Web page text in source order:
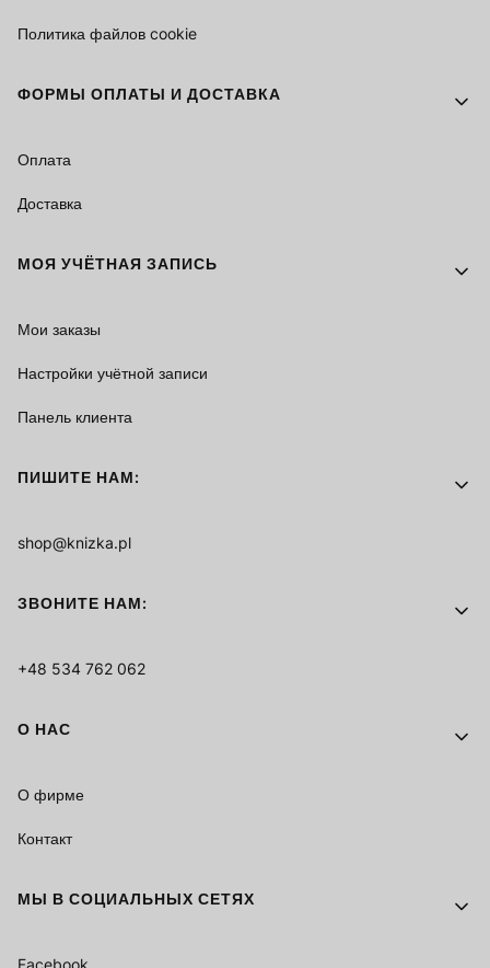
Политика файлов cookie
ФОРМЫ ОПЛАТЫ И ДОСТАВКА
Оплата
Доставка
МОЯ УЧЁТНАЯ ЗАПИСЬ
Мои заказы
Настройки учётной записи
Панель клиента
ПИШИТЕ НАМ:
shop@knizka.pl
ЗВОНИТЕ НАМ:
+48 534 762 062
О НАС
О фирме
Контакт
МЫ В СОЦИАЛЬНЫХ СЕТЯХ
Facebook